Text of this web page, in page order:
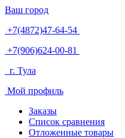
Ваш город
+7(4872)47-64-54
+7(906)624-00-81
г. Тула
Мой профиль
Заказы
Список сравнения
Отложенные товары